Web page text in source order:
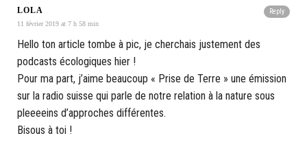
Reply
LOLA
11 février 2019 at 7 h 58 min
Hello ton article tombe à pic, je cherchais justement des
podcasts écologiques hier !
Pour ma part, j’aime beaucoup « Prise de Terre » une émission
sur la radio suisse qui parle de notre relation à la nature sous
pleeeeins d’approches différentes.
Bisous à toi !